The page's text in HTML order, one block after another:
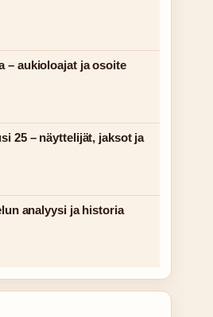
– aukioloajat ja osoite
25 – näyttelijät, jaksot ja
analyysi ja historia